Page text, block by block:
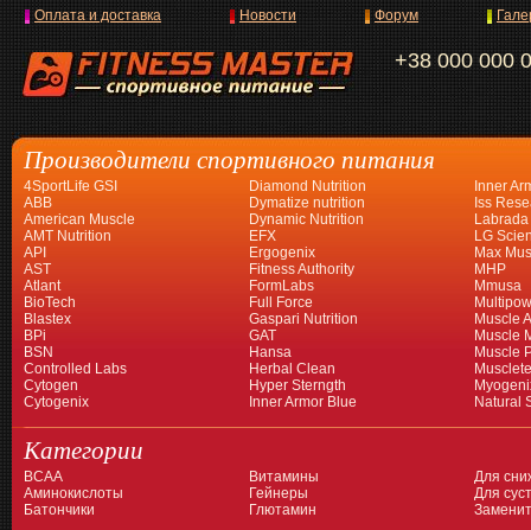
+38 000 000
Оплата и доставка Новости Форум
Производители спортивного питания
4SportLife GSI
ABB
American Muscle
AMT Nutrition
API
AST
Atlant
BioTech
Blastex
BPi
BSN
Controlled Labs
Cytogen
Cytogenix
Diamond Nutrition
Dymatize nutrition
Dynamic Nutrition
EFX
Ergogenix
Fitness Authority
FormLabs
Full Force
Gaspari Nutrition
GAT
Hansa
Herbal Clean
Hyper Sterngth
Inner Armor Blue
Inner
Iss
Labrada
LG
Max
MHP
Mmusa
Muscle
Muscle
Muscle
Natural
Категории
BCAA
Аминокислоты
Батончики
Витамины
Гейнеры
Глютамин
Для
Для